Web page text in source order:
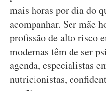
mais horas por dia do
acompanhar. Ser mãe
profissão de alto risco
modernas têm de ser
agenda, especialistas
nutricionistas,